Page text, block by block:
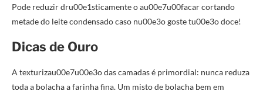
Pode reduzir dru00e1sticamente o au00e7u00facar cortando
metade do leite condensado caso nu00e3o goste tu00e3o doce!
Dicas de Ouro
A texturizau00e7u00e3o das camadas é primordial: nunca reduza
toda a bolacha a farinha fina. Um misto de bolacha bem em